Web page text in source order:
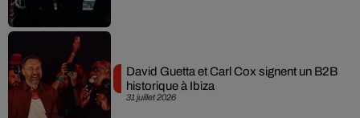
31 juillet 2026
David Guetta et Carl Cox signent un B2B
historique à Ibiza